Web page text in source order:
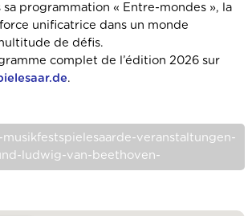
programmation « Entre-mondes », la
unificatrice dans un monde
de défis.
complet de l’édition 2026 sur
.
musikfestspielesaarde-veranstaltungen-
ludwig-van-beethoven-